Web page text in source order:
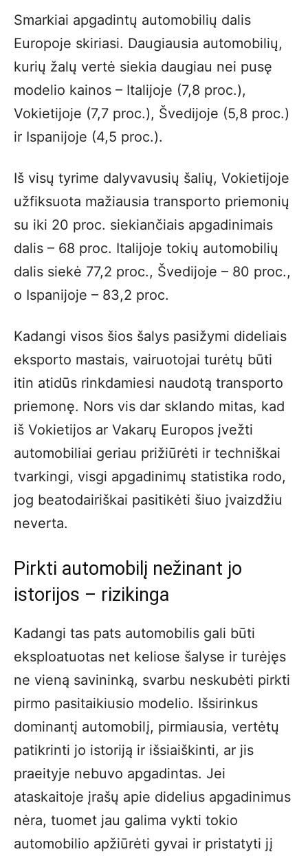
Smarkiai apgadintų automobilių dalis
Europoje skiriasi. Daugiausia automobilių,
kurių žalų vertė siekia daugiau nei pusę
modelio kainos – Italijoje (7,8 proc.),
Vokietijoje (7,7 proc.), Švedijoje (5,8 proc.)
ir Ispanijoje (4,5 proc.).
Iš visų tyrime dalyvavusių šalių, Vokietijoje
užfiksuota mažiausia transporto priemonių
su iki 20 proc. siekiančiais apgadinimais
dalis – 68 proc. Italijoje tokių automobilių
dalis siekė 77,2 proc., Švedijoje – 80 proc.,
o Ispanijoje – 83,2 proc.
Kadangi visos šios šalys pasižymi dideliais
eksporto mastais, vairuotojai turėtų būti
itin atidūs rinkdamiesi naudotą transporto
priemonę. Nors vis dar sklando mitas, kad
iš Vokietijos ar Vakarų Europos įvežti
automobiliai geriau prižiūrėti ir techniškai
tvarkingi, visgi apgadinimų statistika rodo,
jog beatodairiškai pasitikėti šiuo įvaizdžiu
neverta.
Pirkti automobilį nežinant jo
istorijos – rizikinga
Kadangi tas pats automobilis gali būti
eksploatuotas net keliose šalyse ir turėjęs
ne vieną savininką, svarbu neskubėti pirkti
pirmo pasitaikiusio modelio. Išsirinkus
dominantį automobilį, pirmiausia, vertėtų
patikrinti jo istoriją ir išsiaiškinti, ar jis
praeityje nebuvo apgadintas. Jei
ataskaitoje įrašų apie didelius apgadinimus
nėra, tuomet jau galima vykti tokio
automobilio apžiūrėti gyvai ir pristatyti jį